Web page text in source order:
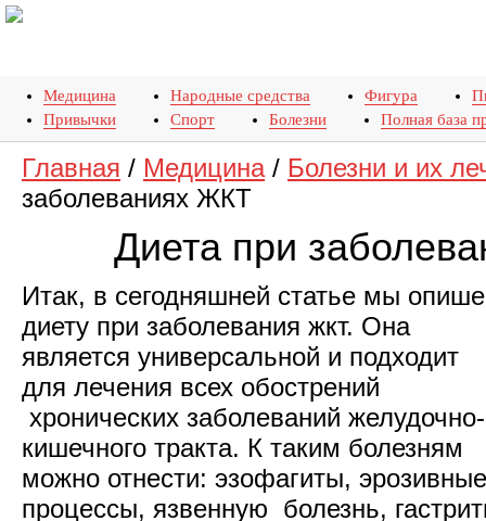
Медицина Народные средства Фигура
Привычки
Спорт Болезни Полная база
Главная / Медицина/ Болезни и их
заболеваниях ЖКТ
Диета при
Итак, в сегодняшней статье мы
диету при заболевания жкт. Она
является универсальной и подходит
для лечения всех обострений
хронических заболеваний желудочно-
кишечного тракта. К таким болезням
можно отнести: эзофагиты, эрозивные
процессы, язвенную болезнь,